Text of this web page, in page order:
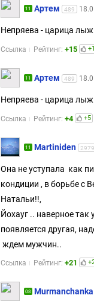
11 Артем 489
Непряева - царица
Ссылка Рейтинг: +15
11 Артем 489
Непряева - царица
Ссылка Рейтинг: +4 +5
11 Martiniden 2979
Она не уступала как
кондиции , в борьбе с
Натальи!!,
Йохауг .. наверное
появляется другая,
ждем мужчин..
Ссылка Рейтинг: +21
08 Murmanchanka